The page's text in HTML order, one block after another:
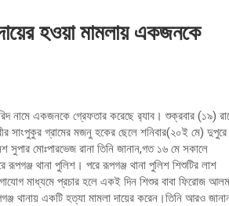
হওয়া মামলায় একজনকে
নামে একজনকে গ্রেফতার করেছে র‍্যাব। শুক্রবার (১৯)
সাংপুকুর গ্রামের মজনু হকের ছেলে শনিবার(২০ই মে) দুপুরে
সুপার মোঃপারভেজ রানা তিনি জানান,গত ১৬ মে সকালে
থানা পুলিশ। পরে রূপগঞ্জ থানা পুলিশ শিশুটির লাশ
মাধ্যমে প্রচার হলে একই দিন শিশুর বাবা ফিরোজ আলম
থানায় একটি হত্যা মামলা দায়ের করেন।তিনি আরও